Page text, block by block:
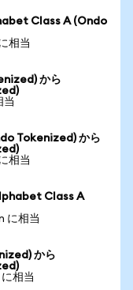
Class A (Ondo
相当
から
当
Tokenized) から
相当
Class A
に相当
から
相当